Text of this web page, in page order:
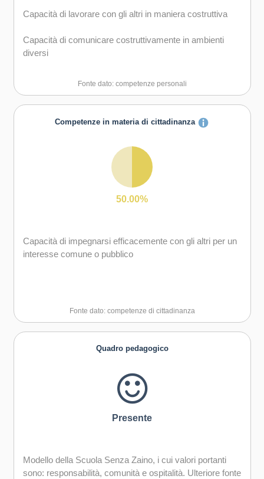
Capacità di lavorare con gli altri in maniera costruttiva
Capacità di comunicare costruttivamente in ambienti
diversi
Capacità di creare fiducia e provare empatia
Capacità di esprimere e comprendere punti di vista
Capacità di favorire il proprio benessere fisico ed
Fonte dato: competenze personali
Competenze in materia di cittadinanza
50.00%
Capacità di impegnarsi efficacemente con gli altri per un
interesse comune o pubblico
Fonte dato: competenze di cittadinanza
Quadro pedagogico
Presente
Modello della Scuola Senza Zaino, i cui valori portanti
sono: responsabilità, comunità e ospitalità. Ulteriore fonte